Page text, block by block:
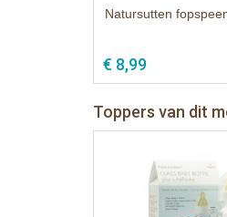
Natursutten
€ 8,99
Toppers van dit